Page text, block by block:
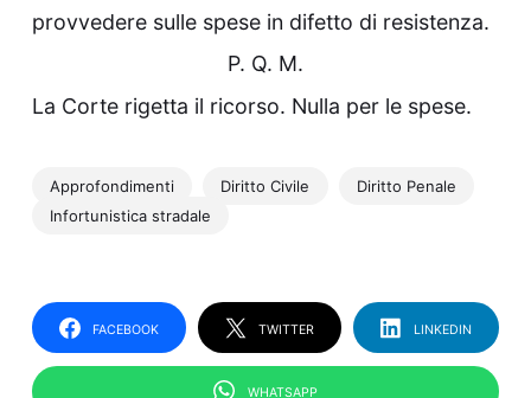
provvedere sulle spese in difetto di resistenza.
P. Q. M.
La Corte rigetta il ricorso. Nulla per le spese.
Approfondimenti Diritto Civile
Diritto Penale
Infortunistica stradale
FACEBOOK TWITTER LINKEDIN
WHATSAPP